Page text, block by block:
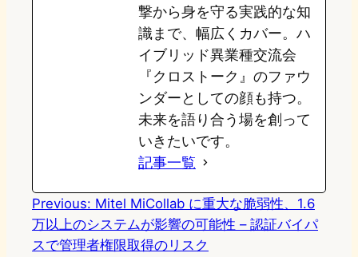
撃から身を守る実践的な知
識まで、幅広くカバー。ハ
イブリッド異業種交流会
『クロストーク』のファウ
ンダーとしての顔も持つ。
未来を語り合う場を創って
いきたいです。
記事一覧
Previous: Mitel MiCollab に重大な脆弱性、1.6
万以上のシステムが影響の可能性 – 認証バイパ
スで管理者権限取得のリスク